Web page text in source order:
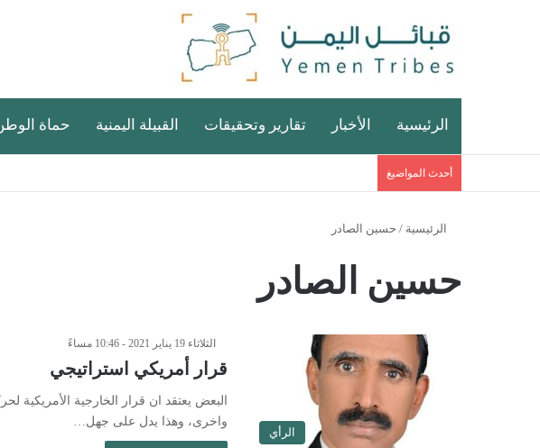
الرئيسية الأخبار تقارير وتحقيقات القبيلة اليمنية حماة
أحدث المواضيغ
الرئيسية / حسين الصادر
حسين الصادر
الرأي
الثلاثاء 19 يناير 2021 - 10:46 مساءً
قرار أمريكي استراتيجي
البعض يعتقد ان قرار الخارجية الأمريكية
واخرى، وهذا يدل على جهل…